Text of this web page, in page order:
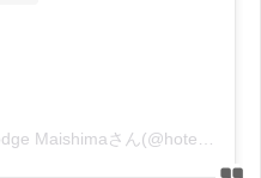
ホテル・ロッジ舞洲 Hotel Lodge Maishimaさん(@hotel_lodge_maishima)がシェアした投稿